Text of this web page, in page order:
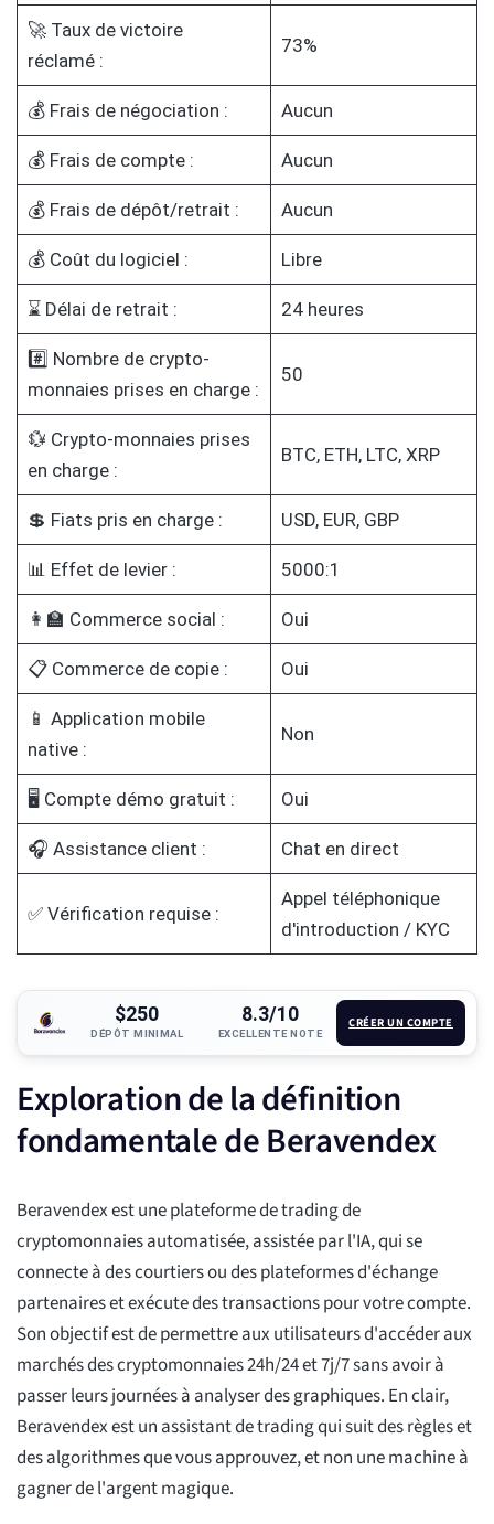
🚀 Taux de victoire
réclamé :
73%
💰 Frais de négociation : Aucun
💰 Frais de compte : Aucun
💰 Frais de dépôt/retrait : Aucun
💰 Coût du logiciel : Libre
⌛ Délai de retrait : 24 heures
#️⃣ Nombre de crypto-
monnaies prises en charge :
50
💱 Crypto-monnaies prises
en charge :
BTC, ETH, LTC, XRP
💲 Fiats pris en charge : USD, EUR, GBP
📊 Effet de levier : 5000:1
👩‍🏫 Commerce social : Oui
📋 Commerce de copie : Oui
📱 Application mobile
native :
Non
🖥️ Compte démo gratuit : Oui
🎧 Assistance client : Chat en direct
✅ Vérification requise :
Appel téléphonique
d'introduction / KYC
$250
DÉPÔT MINIMAL
8.3/10
EXCELLENTE NOTE
CRÉER UN COMPTE
Exploration de la définition
fondamentale de Beravendex
Beravendex est une plateforme de trading de
cryptomonnaies automatisée, assistée par l'IA, qui se
connecte à des courtiers ou des plateformes d'échange
partenaires et exécute des transactions pour votre compte.
Son objectif est de permettre aux utilisateurs d'accéder aux
marchés des cryptomonnaies 24h/24 et 7j/7 sans avoir à
passer leurs journées à analyser des graphiques. En clair,
Beravendex est un assistant de trading qui suit des règles et
des algorithmes que vous approuvez, et non une machine à
gagner de l'argent magique.